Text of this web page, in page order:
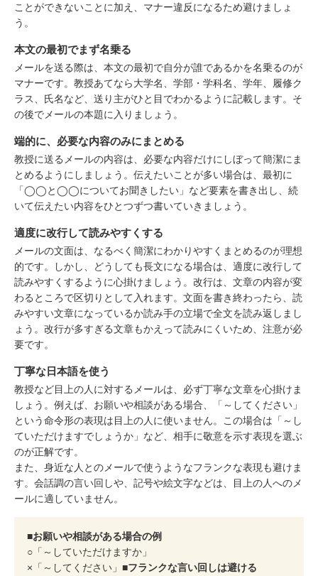
ことができないことに加え、マナー違反になるため避けましょ
う。
本文の最初でまず名乗る
メールを送る際は、本文の最初で自分が誰であるかを名乗るのが
マナーです。教授あてなら大学名、学部・学科名、学年、履修ク
ラス、氏名など、送り主がひと目でわかるように記載します。そ
の後でメールの本題に入りましょう。
端的に、必要な内容のみにまとめる
教授に送るメールの内容は、必要な内容だけにしぼって簡潔にま
とめるようにしましょう。伝えたいことが多い場合は、最初に
「◯◯と◯◯についてお聞きしたい」など要素を書き出し、続
いて伝えたい内容をひとつずつ書いていきましょう。
適度に改行して読みやすくする
メールの文面は、なるべく簡潔にわかりやすくまとめるのが理想
的です。しかし、どうしても長文になる場合は、適度に改行して
読みやすくするように心掛けましょう。改行は、文章の内容が変
わるところで区切りとして入れます。文面を書き終わったら、読
みやすい文章になっているか読み手の立場で全文を読み返しまし
ょう。改行が多すぎる文章もかえって読みにくいため、注意が必
要です。
丁寧な日本語を使う
教授など目上の人に対するメールは、必ず丁寧な文章を心掛けま
しょう。例えば、お願いや相談がある場合、「～してください」
という命令形の表現は目上の人に使いません。この場合は「～し
ていただけますでしょうか」など、相手に敬意を示す表現を選ぶ
のが正解です。
また、身近な人とのメールで使うようなフランクな表現も避けま
す。会話調の言い回しや、記号や絵文字などは、目上の人へのメ
ールに適していません。
■お願いや相談がある場合の例
○「～していただけますか」
×「～してください」 ■フランクな言い回しは避ける